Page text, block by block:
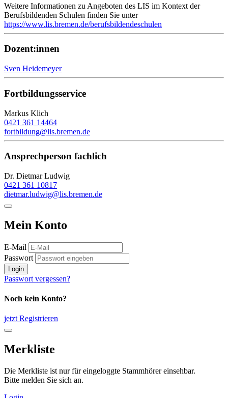
Weitere Informationen zu Angeboten des LIS im Kontext der
Berufsbildenden Schulen finden Sie unter
https://www.lis.bremen.de/berufsbildendeschulen
Dozent:innen
Sven Heidemeyer
Fortbildungsservice
Markus Klich
0421 361 14464
fortbildung@lis.bremen.de
Ansprechperson fachlich
Dr. Dietmar Ludwig
0421 361 10817
dietmar.ludwig@lis.bremen.de
Mein Konto
E-Mail
Passwort
Login
Passwort vergessen?
Noch kein Konto?
jetzt Registrieren
Merkliste
Die Merkliste ist nur für eingeloggte Stammhörer einsehbar.
Bitte melden Sie sich an.